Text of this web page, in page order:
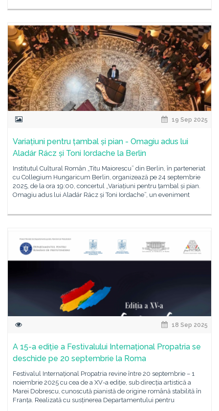
19 Sep 2025
Variațiuni pentru țambal și pian - Omagiu adus lui
Aladár Rácz și Toni Iordache la Berlin
Institutul Cultural Român „Titu Maiorescu” din Berlin, în parteneriat
cu Collegium Hungaricum Berlin, organizează pe 24 septembrie
2025, de la ora 19:00, concertul „Variațiuni pentru țambal și pian.
Omagiu adus lui Aladár Rácz și Toni Iordache”, un eveniment
18 Sep 2025
A 15-a ediție a Festivalului Internațional Propatria se
deschide pe 20 septembrie la Roma
Festivalul Internațional Propatria revine între 20 septembrie – 1
noiembrie 2025 cu cea de a XV-a ediție, sub direcția artistică a
Marei Dobrescu, cunoscută pianistă de origine română stabilită în
Franța. Realizată cu susținerea Departamentului pentru